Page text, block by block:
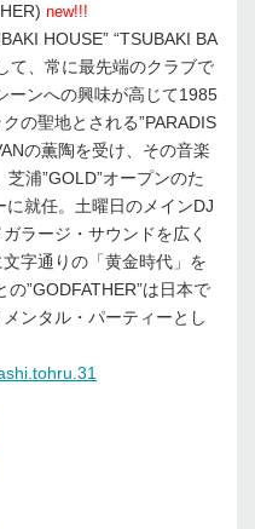
new!!!
HOUSE” “TSUBAKI BA
て、常に最先端のクラブで
ーンへの興味が高じて1985
の聖地とされる”PARADIS
の薫陶を受け、その音楽
浦”GOLD”オープンのた
就任。土曜日のメインDJ
ラージ・サウンドを広く
字通りの「黄金時代」を
”GODFATHER”は日本で
ンタル・パーティーとし